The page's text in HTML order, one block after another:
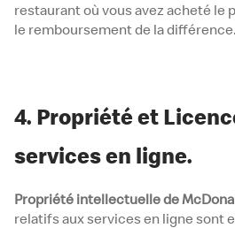
restaurant où vous avez acheté le
le remboursement de la différence.
4. Propriété et
services en ligne.
Propriété intellectuelle de
relatifs aux services en ligne sont